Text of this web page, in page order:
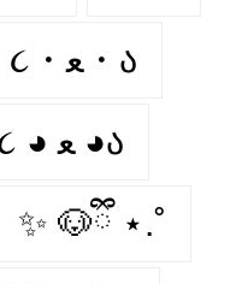
૮・ﻌ・ა
૮ ◕ ﻌ ◕ა
✨ 🐶ྀི ⋆.˚